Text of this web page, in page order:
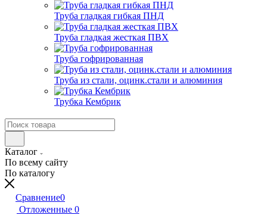
Труба гладкая гибкая ПНД
Труба гладкая жесткая ПВХ
Труба гофрированная
Труба из стали, оцинк.стали и алюминия
Трубка Кембрик
Каталог
По всему сайту
По каталогу
Сравнение0
Отложенные 0